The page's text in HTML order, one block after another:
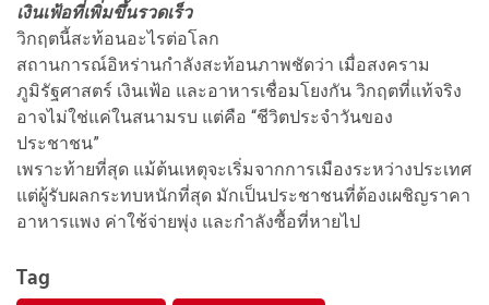
เงินเฟ้อที่เพิ่มขึ้นรวดเร็ว
วิกฤตนี้สะท้อนอะไรต่อโลก
สถานการณ์อิหร่านกำลังสะท้อนภาพชัดว่า เมื่อสงคราม
ภูมิรัฐศาสตร์ เงินเฟ้อ และอาหารเชื่อมโยงกัน วิกฤตที่แท้จริง
อาจไม่ใช่แค่ในสนามรบ แต่คือ “ชีวิตประจำวันของ
ประชาชน”
เพราะท้ายที่สุด แม้ต้นเหตุจะเริ่มจากการเมืองระหว่างประเทศ
แต่ผู้รับผลกระทบหนักที่สุด มักเป็นประชาชนที่ต้องเผชิญราคา
อาหารแพง ค่าใช้จ่ายพุ่ง และกำลังซื้อที่หายไป
Tag